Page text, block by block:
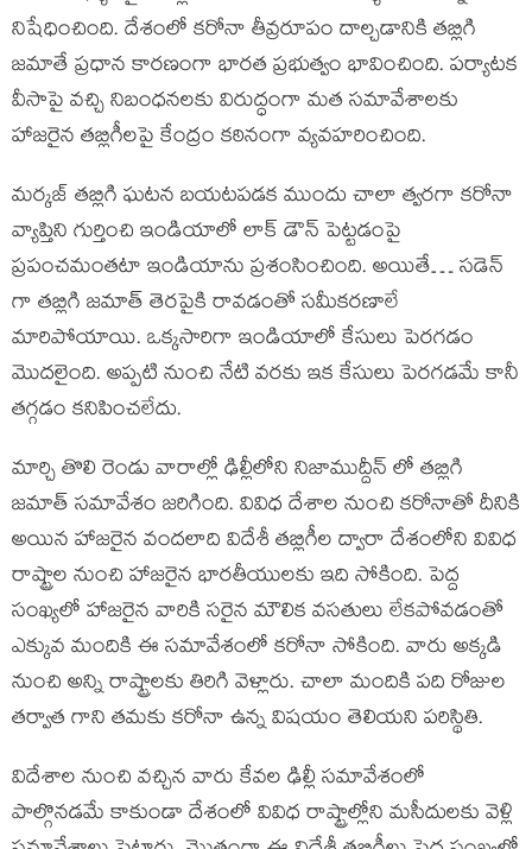
నిషేధించింది. దేశంలో కరోనా తీవ్రరూపం దాల్చడానికి తబ్లిగి
జమాతే ప్రధాన కారణంగా భారత ప్రభుత్వం భావించింది. పర్యాటక
వీసాపై వచ్చి నిబంధనలకు విరుద్ధంగా మత సమావేశాలకు
హాజరైన తబ్లిగీలపై కేంద్రం కఠినంగా వ్యవహరించింది.
మర్కజ్ తబ్లిగి ఘటన బయటపడక ముందు చాలా త్వరగా కరోనా
వ్యాప్తిని గుర్తించి ఇండియాలో లాక్ డౌన్ పెట్టడంపై
ప్రపంచమంతటా ఇండియాను ప్రశంసించింది. అయితే… సడెన్
గా తబ్లిగి జమాత్ తెరపైకి రావడంతో సమీకరణాలే
మారిపోయాయి. ఒక్కసారిగా ఇండియాలో కేసులు పెరగడం
మొదలైంది. అప్పటి నుంచి నేటి వరకు ఇక కేసులు పెరగడమే కానీ
తగ్గడం కనిపించలేదు.
మార్చి తొలి రెండు వారాల్లో ఢిల్లీలోని నిజాముద్దీన్ లో తబ్లిగి
జమాత్ సమావేశం జరిగింది. వివిధ దేశాల నుంచి కరోనాతో దీనికి
అయిన హాజరైన వందలాది విదేశీ తబ్లిగీల ద్వారా దేశంలోని వివిధ
రాష్ట్రాల నుంచి హాజరైన భారతీయులకు ఇది సోకింది. పెద్ద
సంఖ్యలో హాజరైన వారికి సరైన మౌలిక వసతులు లేకపోవడంతో
ఎక్కువ మందికి ఈ సమావేశంలో కరోనా సోకింది. వారు అక్కడి
నుంచి అన్ని రాష్ట్రాలకు తిరిగి వెళ్లారు. చాలా మందికి పది రోజుల
తర్వాత గాని తమకు కరోనా ఉన్న విషయం తెలియని పరిస్థితి.
విదేశాల నుంచి వచ్చిన వారు కేవల ఢిల్లీ సమావేశంలో
పాల్గొనడమే కాకుండా దేశంలో వివిధ రాష్ట్రాల్లోని మసీదులకు వెళ్లి